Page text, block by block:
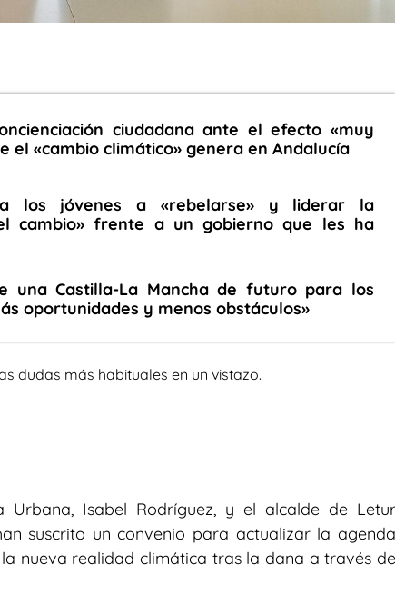
ciudadana ante el efecto «muy
el «cambio climático» genera en Andalucía
los jóvenes a «rebelarse» y liderar la
cambio» frente a un gobierno que les ha
una Castilla-La Mancha de futuro para los
oportunidades y menos obstáculos»
dudas más habituales en un vistazo.
Isabel Rodríguez, y el alcalde de Letur
suscrito un convenio para actualizar la agenda
nueva realidad climática tras la dana a través de